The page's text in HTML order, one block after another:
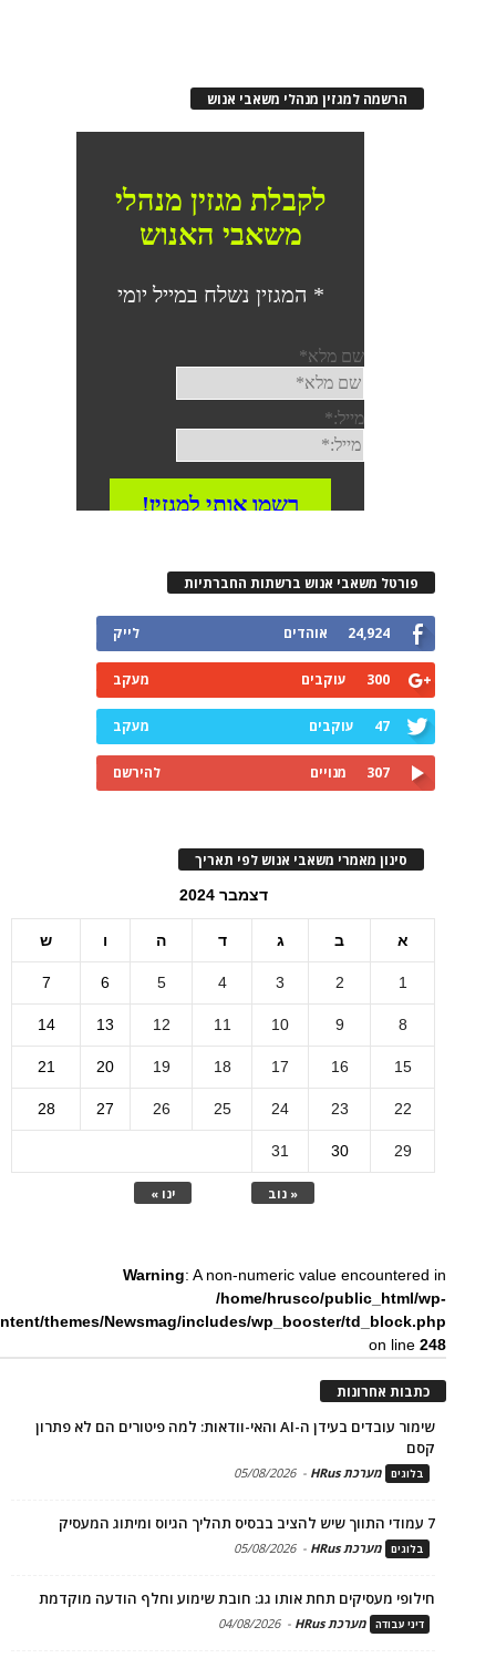
הרשמה למגזין מנהלי משאבי אנוש
פורטל משאבי אנוש ברשתות החברתיות
24,924 אוהדים לייק
300 עוקבים מעקב
47 עוקבים מעקב
307 מנויים להירשם
סינון מאמרי משאבי אנוש לפי תאריך
דצמבר 2024
א ב ג ד ה ו ש
« נוב ינו »
1
2
3
4
5
6
7
8
9
10
11
12
13
14
15
16
17
18
19
20
21
22
23
24
25
26
27
28
29
30
31
Warning: A non-numeric value encountered in
/home/hrusco/public_html/wp-
themes/Newsmag/includes/wp_booster/td_block.php
on line248
כתבות אחרונות
שימור עובדים בעידן ה-AI והאי-וודאות: למה פיטורים הם לא פתרון
קסם
בלוגים מערכת HRus -
05/08/2026
7 עמודי התווך שיש להציב בבסיס תהליך הגיוס ומיתוג המעסיק
בלוגים מערכת HRus -
05/08/2026
חילופי מעסיקים תחת אותו גג: חובת שימוע וחלף הודעה מוקדמת
דיני עבודה מערכת HRus -
04/08/2026